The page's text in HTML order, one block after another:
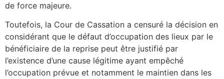
de force majeure.
Toutefois, la Cour de Cassation a censuré la décision en
considérant que le défaut d’occupation des lieux par le
bénéficiaire de la reprise peut être justifié par
l’existence d’une cause légitime ayant empêché
l’occupation prévue et notamment le maintien dans les